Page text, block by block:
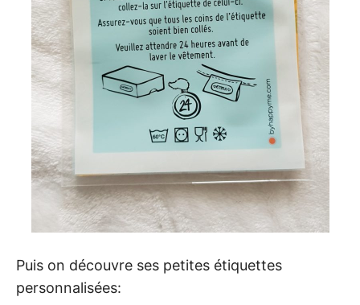
Puis on découvre ses petites étiquettes
personnalisées: